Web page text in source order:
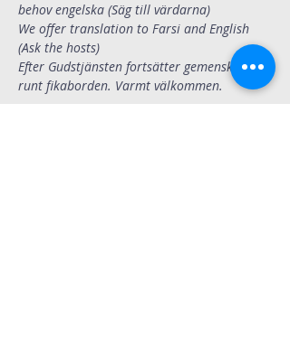
behov engelska (Säg till värdarna)
We offer translation to Farsi and English
(Ask the hosts)
Efter Gudstjänsten fortsätter gemenskapen
runt fikaborden. Varmt välkommen.